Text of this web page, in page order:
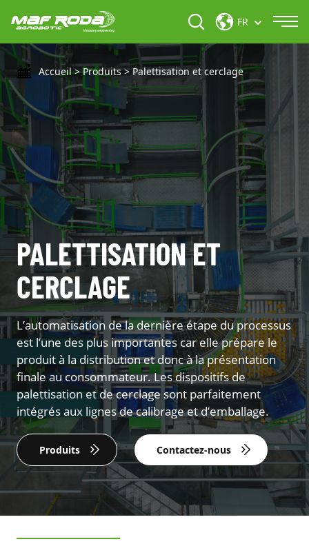
FR
Accueil> Produits> Palettisation et cerclage
PALETTISATION ET
CERCLAGE
L’automatisation de la dernière étape du processus
est l’une des plus importantes car elle prépare le
produit à la distribution et donc à la présentation
finale au consommateur. Les dispositifs de
palettisation et de cerclage sont parfaitement
intégrés aux lignes de calibrage et d’emballage.
Produits Contactez-nous